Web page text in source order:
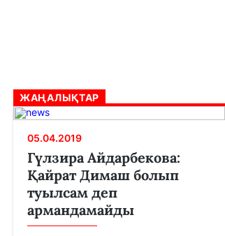
ЖАҢАЛЫҚТАР
05.04.2019
Гүлзира Айдарбекова:
Қайрат Димаш болып
туылсам деп
армандамайды